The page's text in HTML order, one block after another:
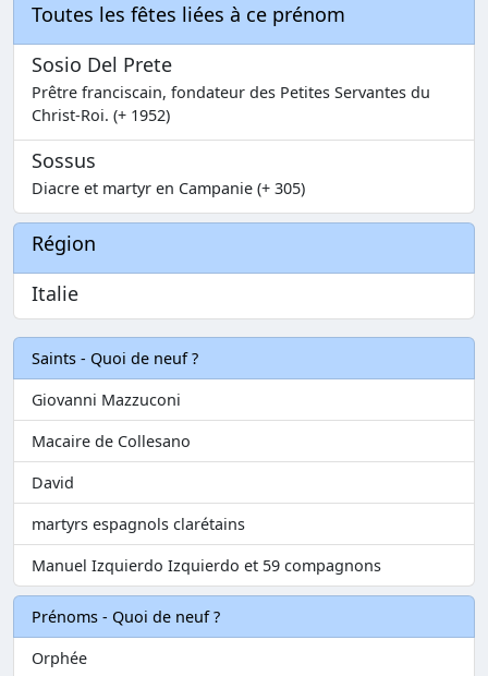
Toutes les fêtes liées à ce prénom
Sosio Del Prete
Prêtre franciscain, fondateur des Petites Servantes du
Christ-Roi. (+ 1952)
Sossus
Diacre et martyr en Campanie (+ 305)
Région
Italie
Saints - Quoi de neuf ?
Giovanni Mazzuconi
Macaire de Collesano
David
martyrs espagnols clarétains
Manuel Izquierdo Izquierdo et 59 compagnons
Prénoms - Quoi de neuf ?
Orphée